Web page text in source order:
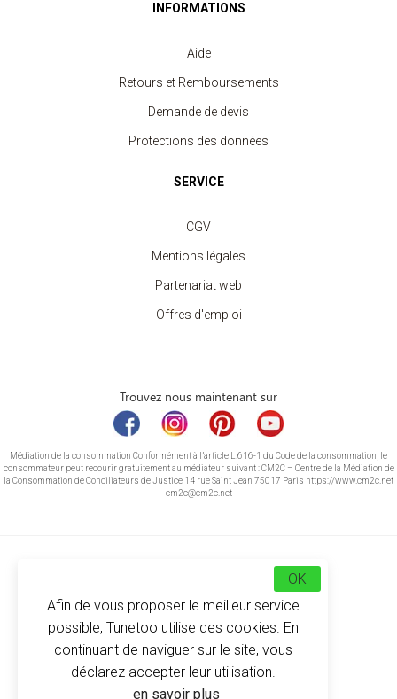
INFORMATIONS
Aide
Retours et Remboursements
Demande de devis
Protections des données
SERVICE
CGV
Mentions légales
Partenariat web
Offres d'emploi
Trouvez nous maintenant sur
Médiation de la consommation Conformément à l’article L.616-1 du Code de la consommation, le
consommateur peut recourir gratuitement au médiateur suivant : CM2C – Centre de la Médiation de
la Consommation de Conciliateurs de Justice 14 rue Saint Jean 75017 Paris https://www.cm2c.net
cm2c@cm2c.net
© Copyright 2026 -Tunetoo
Afin de vous proposer le meilleur service
possible, Tunetoo utilise des cookies. En
continuant de naviguer sur le site, vous
déclarez accepter leur utilisation.
en savoir plus
OK